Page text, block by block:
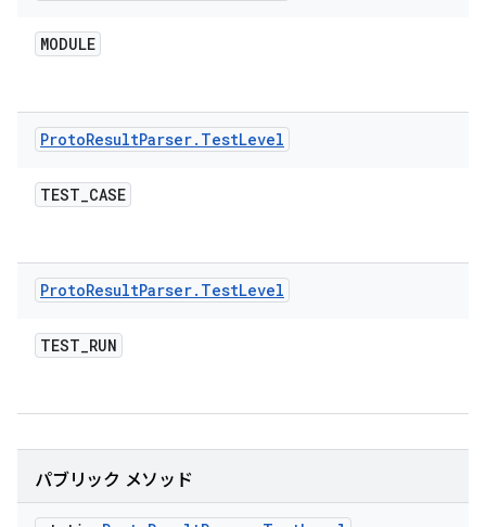
MODULE
ProtoResultParser. TestLevel
TEST_CASE
ProtoResultParser. TestLevel
TEST_RUN
パブリック メソッド